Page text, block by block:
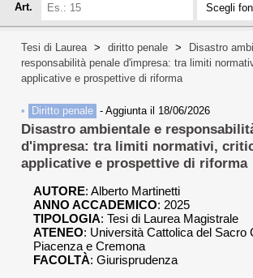
Art.
Tesi di Laurea > diritto penale >
Disastro
responsabilità penale d'impresa: tra limiti
applicative e prospettive di riforma
• Diritto penale - Aggiunta il 18/06/2026
Disastro ambientale e
d'impresa: tra limiti normativi,
applicative e prospettive di riforma
AUTORE: Alberto Martinetti
ANNO ACCADEMICO: 2025
TIPOLOGIA: Tesi di Laurea Magistrale
ATENEO: Università Cattolica del Sacro
Piacenza e Cremona
FACOLTÀ: Giurisprudenza